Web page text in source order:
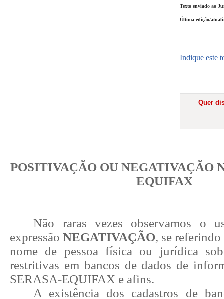
Texto enviado ao
Última edição/
Indique este
Quer
POSITIVAÇÃO OU NEGATIVAÇÃO
EQUIFAX
Não raras vezes observamos o
expressão NEGATIVAÇÃO, se
nome de pessoa física ou jurídica
restritivas em bancos de dados de
SERASA-EQUIFAX e afins.
A existência dos cadastros de